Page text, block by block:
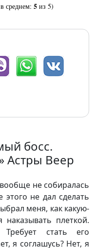
среднем: 5 из 5)
босс.
Астры Веер
не собиралась
не дал сделать
меня, как какую-
плеткой.
стать его
я соглашусь? Нет, я